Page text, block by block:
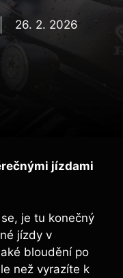
26. 2. 2026
jízdami
je tu konečný
jízdy v
bloudění po
než vyrazíte k